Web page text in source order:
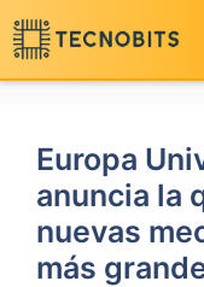
Saltar
al
contenido
Europa
anuncia la
nuevas
más